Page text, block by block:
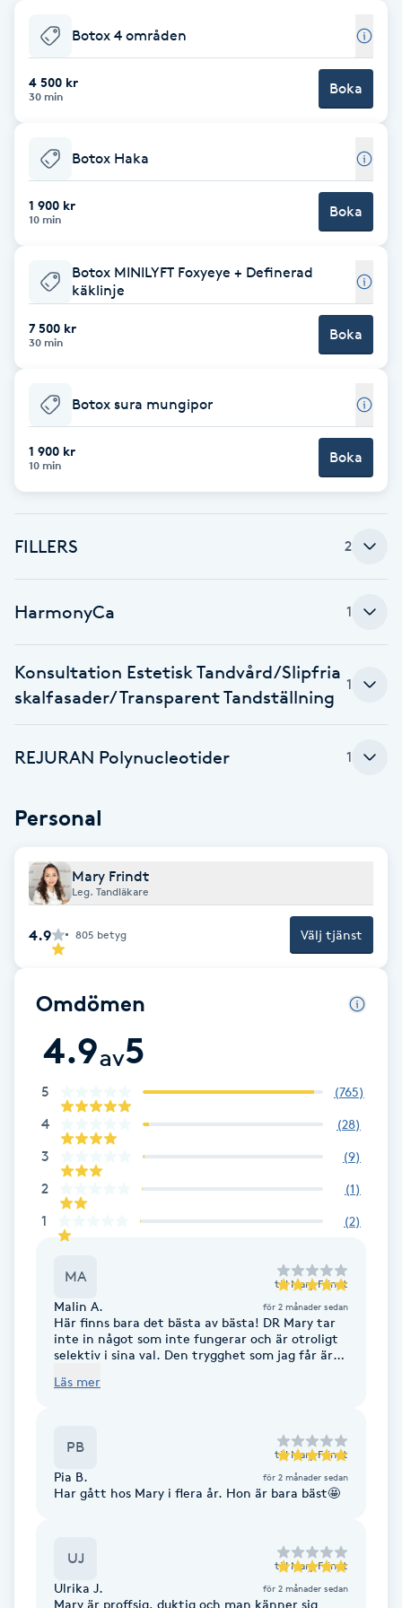
Babylights
Balayage
Barber
BIAB
Blowout
Brynfärgning
Bröllopsuppsättning
C
Coachning
Color correction
Cryoterapi
Damklippning
Dermapen
Enzympeeling
Extensions
Extensions borttagning
Eyeliner-tatuering
Face framing
Faceliftmassage
Fet hårbotten
Fibromassage
Botox 4 områden
4 500 kr
30 min Boka
Botox Haka
1 900 kr
10 min Boka
Botox MINILYFT Foxyeye + Definerad
käklinje
7 500 kr
30 min Boka
Botox sura mungipor
1 900 kr
10 min Boka
FILLERS 2
HarmonyCa 1
Konsultation Estetisk Tandvård/Slipfria
skalfasader/Transparent Tandställning
1
REJURAN Polynucleotider 1
Personal
Mary Frindt
Leg. Tandläkare
4.9 805 betyg Välj tjänst
Omdömen
4.9av5
5 (765)
4 (28)
3 (9)
2 (1)
1 (2)
MA till Mary Frindt
Malin A. för 2 månader sedan
Här finns bara det bästa av bästa! DR Mary tar
inte in något som inte fungerar och är otroligt
selektiv i sina val. Den trygghet som jag får är
inom skönhet.
Läs mer
PB till Mary Frindt
Pia B. för 2 månader sedan
Har gått hos Mary i flera år. Hon är bara bäst🤩
UJ till Mary Frindt
Ulrika J. för 2 månader sedan
Mary är proffsig, duktig och man känner sig